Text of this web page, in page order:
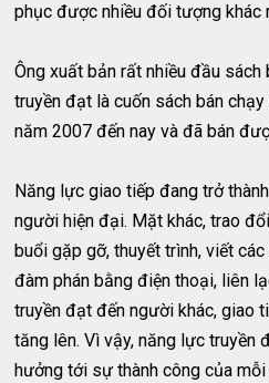
phục được nhiều đối tượng khác
Ông xuất bản rất nhiều đầu
truyền đạt là cuốn sách bán
năm 2007 đến nay và đã bán
Năng lực giao tiếp đang trở
người hiện đại. Mặt khác, trao
buổi gặp gỡ, thuyết trình, viết
đàm phán bằng điện thoại, liên
truyền đạt đến người khác, giao
tăng lên. Vì vậy, năng lực truyền
hưởng tới sự thành công của